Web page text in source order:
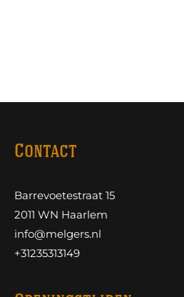
Contact
Barrevoetestraat 15
2011 WN Haarlem
info@melgers.nl
+31235313149